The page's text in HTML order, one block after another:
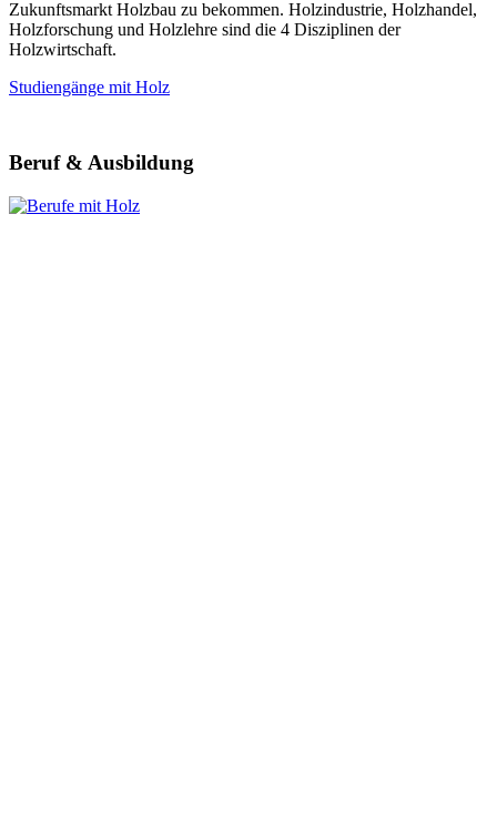
Zukunftsmarkt Holzbau zu bekommen. Holzindustrie, Holzhandel,
Holzforschung und Holzlehre sind die 4 Disziplinen der
Holzwirtschaft.
Studiengänge mit Holz
Beruf & Ausbildung